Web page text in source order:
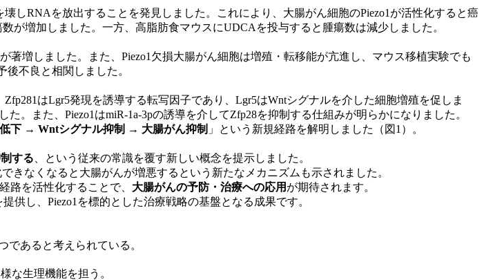
RNAを放出することを発見しました。これにより、大腸がん細胞のPiezo1が活性化すると癌
増加しました。一方、高脂肪食マウスにUDCAを投与すると腫瘍数は減少しました。
著増しました。また、Piezo1欠損大腸がん細胞は増殖・転移能が亢進し、マウス移植実験でも
後不良と相関しました。
はLgr5発現を誘導する転写因子であり、Lgr5はWntシグナルを介した細胞増殖を促しま
。また、Piezo1はmiR-1a-3pの誘導を介してZfp28を抑制する仕組みが明らかになりました。
下 → Wntシグナル抑制 → 大腸がん抑制 」という新規経路を解明しました（図1）。
する 、という従来の常識を覆す新しい概念を提示しました。
なくなると大腸がんが増悪するという新たなメカニズムも示されました。
路を活性化することで、 大腸がんの予防・治療への応用 が期待されます。
し、Piezo1を標的とした治療戦略の基盤となる成果です。
あると考えられている。
な生理機能を担う。